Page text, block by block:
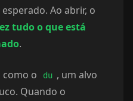
esperado. Ao abrir, o
tudo o que está
.
como o du , um alvo
Quando o